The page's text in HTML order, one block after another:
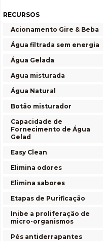
RECURSOS
Acionamento Gire & Beba
Água filtrada sem energia
Água Gelada
Agua misturada
Água Natural
Botão misturador
Capacidade de
Fornecimento de Água
Gelad
Easy Clean
Elimina odores
Elimina sabores
Etapas de Purificação
Inibe a proliferação de
micro-organismos
Pés antiderrapantes